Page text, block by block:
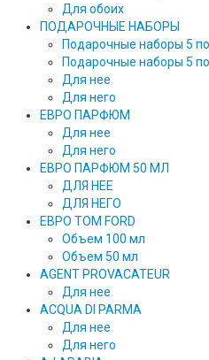
Для обоих
ПОДАРОЧНЫЕ НАБОРЫ
Подарочные наборы 5
Подарочные наборы 5
Для нее
Для него
ЕВРО ПАРФЮМ
Для нее
Для него
ЕВРО ПАРФЮМ 50 МЛ
ДЛЯ НЕЕ
ДЛЯ НЕГО
ЕВРО TOM FORD
Объем 100 мл
Объем 50 мл
AGENT PROVACATEUR
Для нее
ACQUA DI PARMA
Для нее
Для него